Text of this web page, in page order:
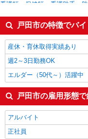
看護師・保健師・看護助手・
家電・携帯販売1,650円
中型（2t・4t）ドライバー
板金・塗装・溶接1,600円
戸田市の他の職種の平均時給を
戸田市の特徴でバ
産休・育休取得実績あり
週2～3日勤務OK
エルダー（50代～）活躍中
戸田市の雇用形態
アルバイト
正社員